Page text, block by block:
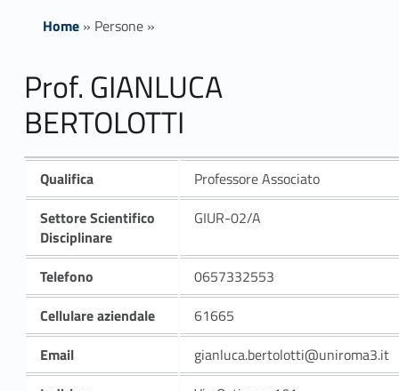
Home» Persone»
Prof. GIANLUCA
BERTOLOTTI
Qualifica
Professore Associato
Settore Scientifico
Disciplinare
GIUR-02/A
Telefono
0657332553
Cellulare aziendale
61665
Email
gianluca.bertolotti@uniroma3.it